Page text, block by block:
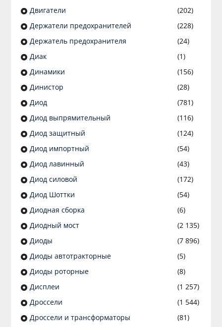
Двигатели
(202)
Держатели предохранителей
(228)
Держатель предохранителя
(24)
Диак
(1)
Динамики
(156)
Динистор
(28)
Диод
(781)
Диод выпрямительный
(116)
Диод защитный
(124)
Диод импортный
(54)
Диод лавинный
(43)
Диод силовой
(172)
Диод Шоттки
(54)
Диодная сборка
(6)
Диодный мост
(2 135)
Диоды
(7 896)
Диоды автотракторные
(5)
Диоды роторные
(8)
Дисплеи
(1 257)
Дроссели
(1 544)
Дроссели и трансформаторы
(81)